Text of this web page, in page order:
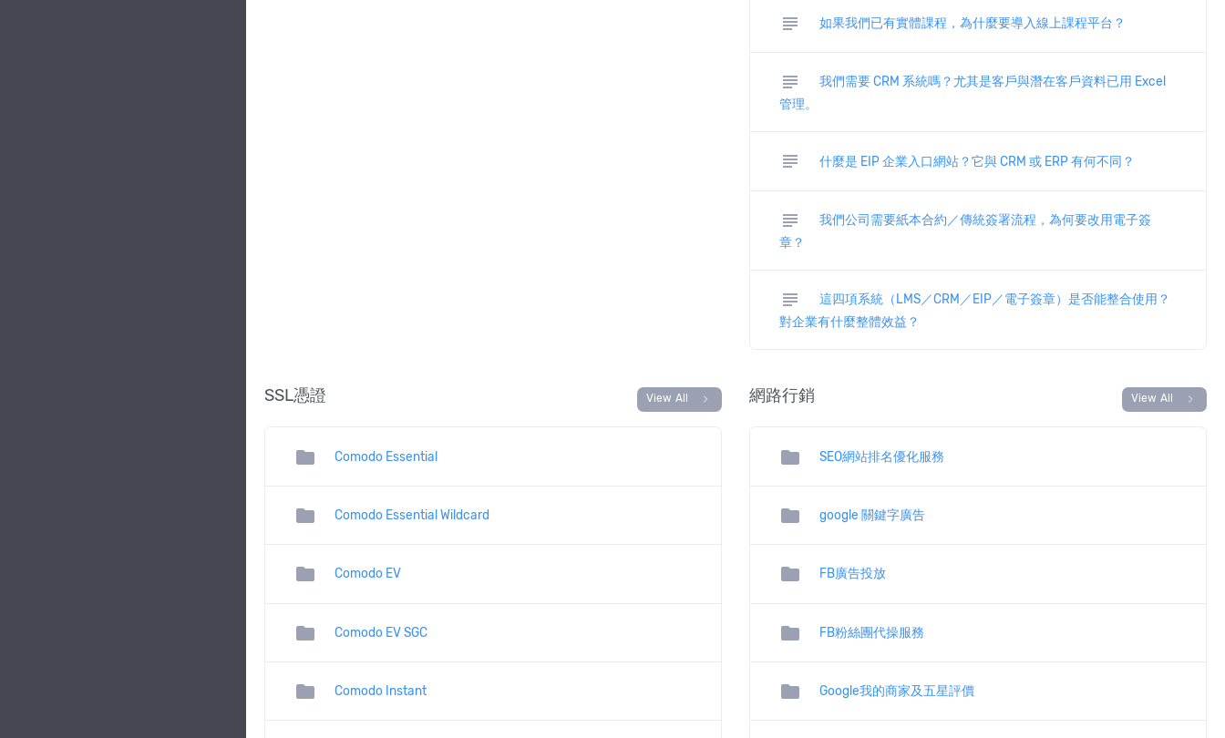
subject 如果我們已有實體課程，為什麼要導入線上課程平台？
subject
我們需要 CRM 系統嗎？尤其是客戶與潛在客戶資料已用 Excel
管理。
subject 什麼是 EIP 企業入口網站？它與 CRM 或 ERP 有何不同？
subject
我們公司需要紙本合約／傳統簽署流程，為何要改用電子簽
章？
subject
這四項系統（LMS／CRM／EIP／電子簽章）是否能整合使用？
對企業有什麼整體效益？
SSL憑證 View All chevron_right
folder Comodo Essential
folder Comodo Essential Wildcard
folder Comodo EV
folder Comodo EV SGC
folder Comodo Instant
網路行銷 View All chevron_right
folder SEO網站排名優化服務
folder google 關鍵字廣告
folder FB廣告投放
folder FB粉絲團代操服務
folder Google我的商家及五星評價